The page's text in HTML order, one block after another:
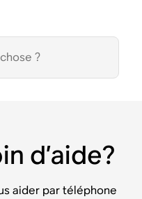
d’aide?
aider par téléphone